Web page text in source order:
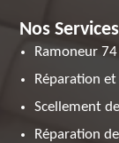
Nos Services
Ramoneur 74
Réparation
Scellement
Réparation